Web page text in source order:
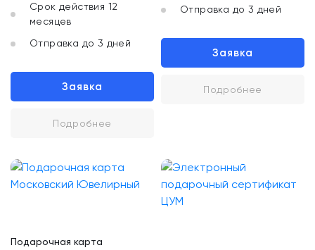
Срок действия 12
месяцев
Отправка до 3 дней
Заявка
Подробнее
Отправка до 3 дней
Заявка
Подробнее
Подарочная карта